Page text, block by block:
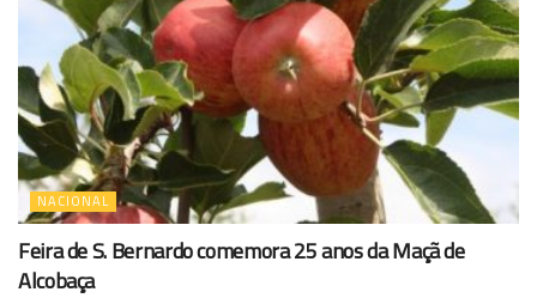
NACIONAL
Feira de S. Bernardo comemora 25 anos da Maçã de
Alcobaça